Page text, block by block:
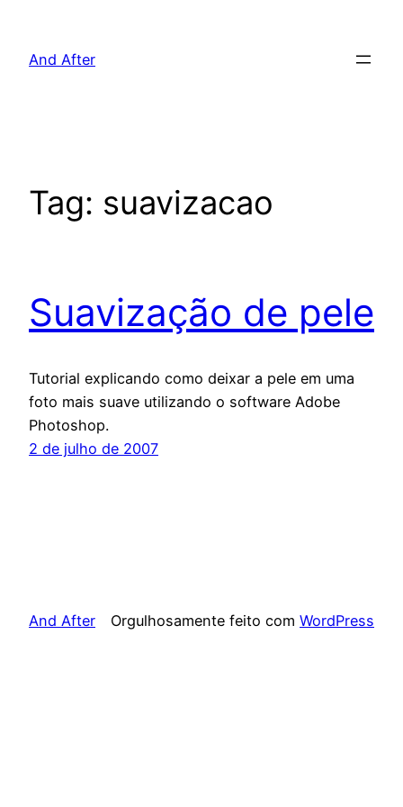
And After
Tag: suavizacao
Suavização de pele
Tutorial explicando como deixar a pele em uma
foto mais suave utilizando o software Adobe
Photoshop.
2 de julho de 2007
And After Orgulhosamente feito com WordPress